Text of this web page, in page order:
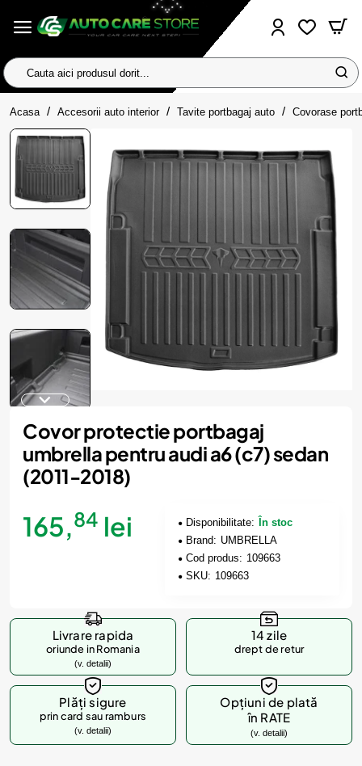
Cauta
aici
produsul
dorit...
Acasa homeAccesorii auto interior Tavite portbagaj auto Covorase
Covor protectie portbagaj
umbrella pentru audi a6 (c7) sedan
(2011-2018)
165,84 lei Disponibilitate:
În stoc
Brand: UMBRELLA
Cod produs: 109663
SKU: 109663
Livrare rapida
oriunde in Romania
(v. detalii)
14 zile
drept de retur
Plăți sigure
prin card sau ramburs
(v. detalii)
Opțiuni de plată
în RATE
(v. detalii)